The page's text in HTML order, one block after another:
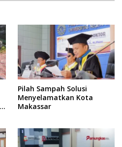
Pilah Sampah Solusi
Menyelamatkan Kota
Makassar